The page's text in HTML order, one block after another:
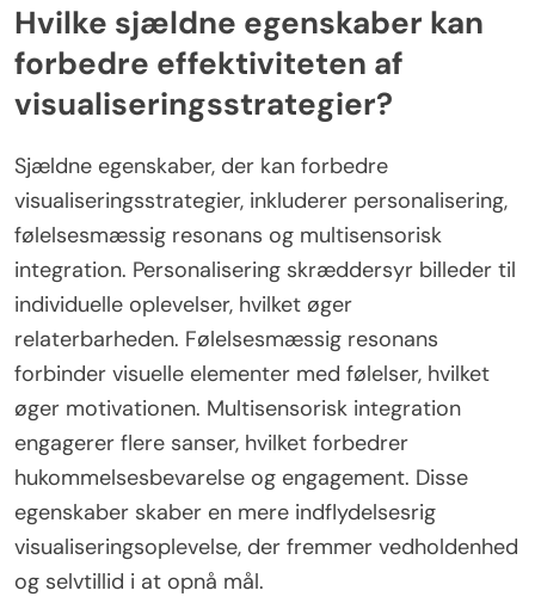
Hvilke sjældne egenskaber kan
forbedre effektiviteten af
visualiseringsstrategier?
Sjældne egenskaber, der kan forbedre
visualiseringsstrategier, inkluderer personalisering,
følelsesmæssig resonans og multisensorisk
integration. Personalisering skræddersyr billeder til
individuelle oplevelser, hvilket øger
relaterbarheden. Følelsesmæssig resonans
forbinder visuelle elementer med følelser, hvilket
øger motivationen. Multisensorisk integration
engagerer flere sanser, hvilket forbedrer
hukommelsesbevarelse og engagement. Disse
egenskaber skaber en mere indflydelsesrig
visualiseringsoplevelse, der fremmer vedholdenhed
og selvtillid i at opnå mål.